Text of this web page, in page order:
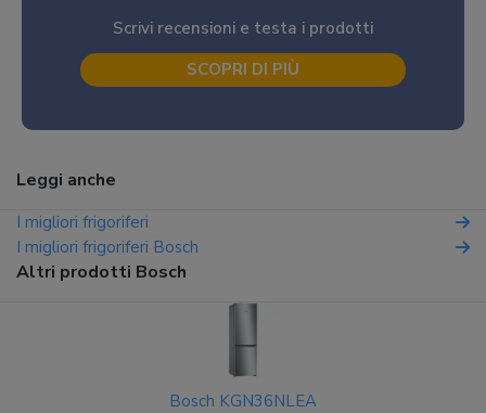
Scrivi recensioni e testa i prodotti
SCOPRI DI PIÙ
Leggi anche
I migliori frigoriferi
I migliori frigoriferi Bosch
Altri prodotti Bosch
Bosch KGN36NLEA